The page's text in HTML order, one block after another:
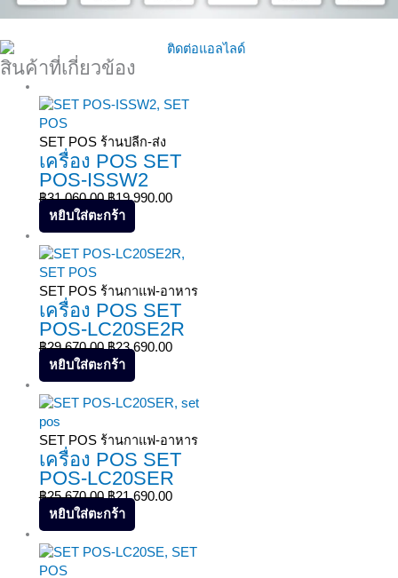
สินค้าที่เกี่ยวข้อง
SET POS ร้านปลีก-ส่ง
เครื่อง POS SET
POS-ISSW2
฿31,060.00 ฿19,990.00
หยิบใส่ตะกร้า
Sale!
SET POS ร้านกาแฟ-อาหาร
เครื่อง POS SET
POS-LC20SE2R
฿29,670.00 ฿23,690.00
หยิบใส่ตะกร้า
Sale!
SET POS ร้านกาแฟ-อาหาร
เครื่อง POS SET
POS-LC20SER
฿25,670.00 ฿21,690.00
หยิบใส่ตะกร้า
Sale!